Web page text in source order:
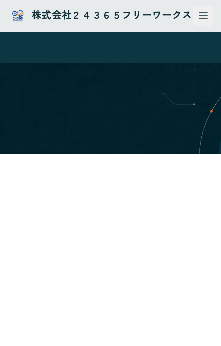
株式会社２４３６５フリーワークス